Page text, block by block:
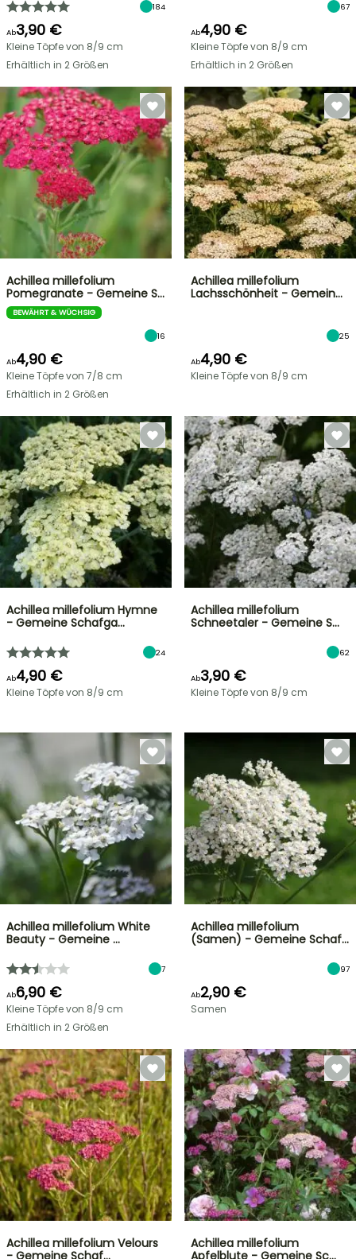
184
Ab3,90 €
Kleine Töpfe von 8/9 cm
Erhältlich in 2 Größen
67
Ab4,90 €
Kleine Töpfe von 8/9 cm
Erhältlich in 2 Größen
Achillea millefolium
Pomegranate - Gemeine S…
BEWÄHRT & WÜCHSIG
16
Ab4,90 €
Kleine Töpfe von 7/8 cm
Erhältlich in 2 Größen
Achillea millefolium
Lachsschönheit - Gemein…
25
Ab4,90 €
Kleine Töpfe von 8/9 cm
Achillea millefolium Hymne
- Gemeine Schafga…
24
Ab4,90 €
Kleine Töpfe von 8/9 cm
Achillea millefolium
Schneetaler - Gemeine S…
62
Ab3,90 €
Kleine Töpfe von 8/9 cm
Achillea millefolium White
Beauty - Gemeine …
7
Ab6,90 €
Kleine Töpfe von 8/9 cm
Erhältlich in 2 Größen
Achillea millefolium
(Samen) - Gemeine Schaf…
97
Ab2,90 €
Samen
Achillea millefolium Velours
- Gemeine Schaf…
Achillea millefolium
Apfelblute - Gemeine Sc…